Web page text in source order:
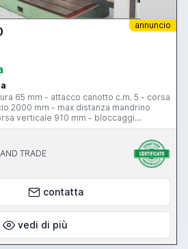
annuncio
65 mm - attacco canotto c.m. 5 - corsa
2000 mm - max distanza mandrino
verticale 910 mm - bloccaggi
7,5 CV - vel di rotazione 30-1400
TRADE
contatta
vedi di più